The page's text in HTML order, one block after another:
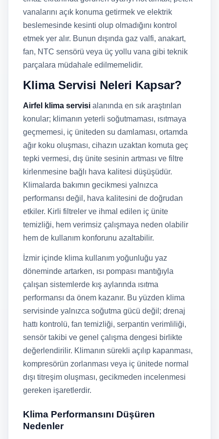
vanalarını açık konuma getirmek ve elektrik
beslemesinde kesinti olup olmadığını kontrol
etmek yer alır. Bunun dışında gaz valfi, anakart,
fan, NTC sensörü veya üç yollu vana gibi teknik
parçalara müdahale edilmemelidir.
Klima Servisi Neleri Kapsar?
Airfel klima servisi alanında en sık araştırılan
konular; klimanın yeterli soğutmaması, ısıtmaya
geçmemesi, iç üniteden su damlaması, ortamda
ağır koku oluşması, cihazın uzaktan komuta geç
tepki vermesi, dış ünite sesinin artması ve filtre
kirlenmesine bağlı hava kalitesi düşüşüdür.
Klimalarda bakımın gecikmesi yalnızca
performansı değil, hava kalitesini de doğrudan
etkiler. Kirli filtreler ve ihmal edilen iç ünite
temizliği, hem verimsiz çalışmaya neden olabilir
hem de kullanım konforunu azaltabilir.
İzmir içinde klima kullanım yoğunluğu yaz
döneminde artarken, ısı pompası mantığıyla
çalışan sistemlerde kış aylarında ısıtma
performansı da önem kazanır. Bu yüzden klima
servisinde yalnızca soğutma gücü değil; drenaj
hattı kontrolü, fan temizliği, serpantin verimliliği,
sensör takibi ve genel çalışma dengesi birlikte
değerlendirilir. Klimanın sürekli açılıp kapanması,
kompresörün zorlanması veya iç ünitede normal
dışı titreşim oluşması, gecikmeden incelenmesi
gereken işaretlerdir.
Klima Performansını Düşüren
Nedenler